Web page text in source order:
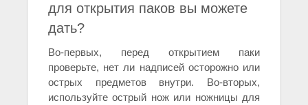
для открытия паков вы можете
дать?
Во-первых, перед открытием паки
проверьте, нет ли надписей осторожно или
острых предметов внутри. Во-вторых,
используйте острый нож или ножницы для